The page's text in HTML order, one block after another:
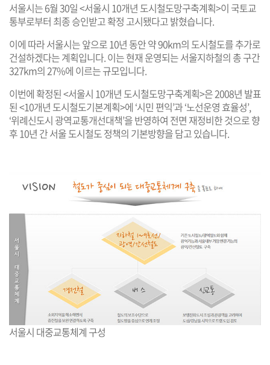
서울시는 6월 30일 <서울시 10개년 도시철도망구축계획>이 국토교
통부로부터 최종 승인받고 확정 고시됐다고 밝혔습니다.
이에 따라 서울시는 앞으로 10년 동안 약 90km의 도시철도를 추가로
건설하겠다는 계획입니다. 이는 현재 운영되는 서울지하철의 총 구간
327km의 27%에 이르는 규모입니다.
이번에 확정된 <서울시 10개년 도시철도망구축계획>은 2008년 발표
된 <10개년 도시철도기본계획>에 ‘시민 편익’과 ‘노선운영 효율성’,
‘위례신도시 광역교통개선대책’을 반영하여 전면 재정비한 것으로 향
후 10년 간 서울 도시철도 정책의 기본방향을 담고 있습니다.
서울시 대중교통체계 구성